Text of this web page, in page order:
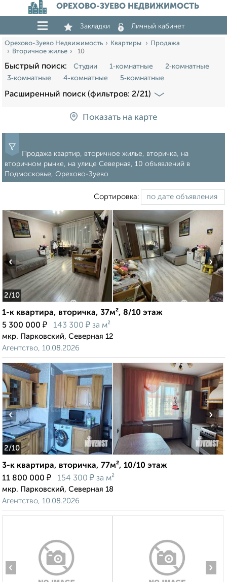
ОРЕХОВО-ЗУЕВО НЕДВИЖИМОСТЬ
Закладки Личный кабинет
Орехово-Зуево Недвижимость Квартиры
Продажа
Вторичное жилье
10
Быстрый поиск: Студии 1‑комнатные
2‑комнатные
3‑комнатные
4‑комнатные 5‑комнатные
Расширенный поиск (фильтров: 2/21)
Показать на карте
Продажа квартир, вторичное жилье, вторичка, на
вторичном рынке, на улице Северная, 10 объявлений в
Подмосковье, Орехово-Зуево
Сортировка:
2/10
‹ ›
1-к квартира, вторичка, 37м², 8/10 этаж
5 300 000 ₽ 143 300 ₽ за м²
мкр. Парковский, Северная 12
Агентство, 10.08.2026
2/10
‹ ›
3-к квартира, вторичка, 77м², 10/10 этаж
11 800 000 ₽ 154 300 ₽ за м²
мкр. Парковский, Северная 18
Агентство, 10.08.2026
‹ ›